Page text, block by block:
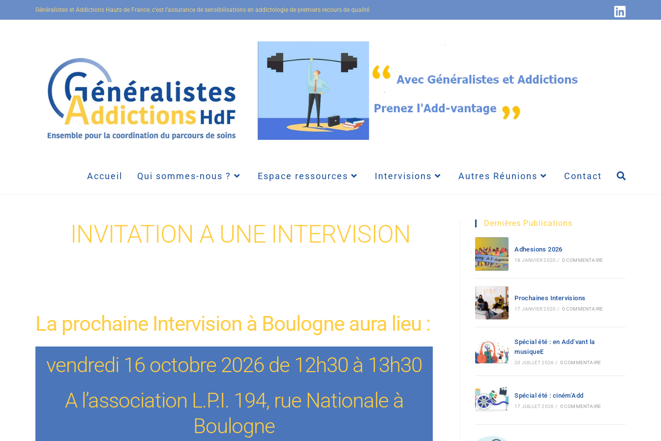
Généralistes et Addictions Hauts de France, c’est l’assurance de sensibilisations en addictologie de premiers recours de qualité
Accueil Qui sommes-nous ? Espace ressources Intervisions Autres Réunions Contact
INVITATION A UNE INTERVISION
La prochaine Intervision à Boulogne aura lieu :
vendredi 16 octobre 2026 de 12h30 à 13h30
A l’association L.P.I. 194, rue Nationale à
Boulogne
Dernières Publications
Adhesions 2026
18 JANVIER 2020 / 0 COMMENTAIRE
Prochaines Intervisions
17 JANVIER 2020 / 0 COMMENTAIRE
Spécial été : en Add’vant la
musiqueE
20 JUILLET 2026 / 0 COMMENTAIRE
Spécial été : ciném’Add
17 JUILLET 2026 / 0 COMMENTAIRE